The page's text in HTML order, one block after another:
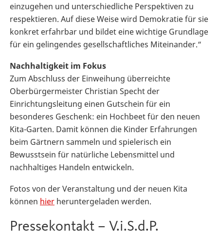
einzugehen und unterschiedliche Perspektiven zu
respektieren. Auf diese Weise wird Demokratie für sie
konkret erfahrbar und bildet eine wichtige Grundlage
für ein gelingendes gesellschaftliches Miteinander.“
Nachhaltigkeit im Fokus
Zum Abschluss der Einweihung überreichte
Oberbürgermeister Christian Specht der
Einrichtungsleitung einen Gutschein für ein
besonderes Geschenk: ein Hochbeet für den neuen
Kita-Garten. Damit können die Kinder Erfahrungen
beim Gärtnern sammeln und spielerisch ein
Bewusstsein für natürliche Lebensmittel und
nachhaltiges Handeln entwickeln.
Fotos von der Veranstaltung und der neuen Kita
können hier heruntergeladen werden.
Pressekontakt – V.i.S.d.P.